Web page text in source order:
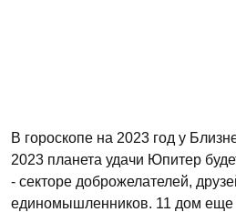
В гороскопе на 2023 год у
2023 планета удачи Юпитер
- секторе доброжелателей,
единомышленников. 11 дом еще